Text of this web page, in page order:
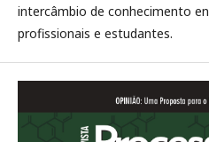
intercâmbio de conhecimento
profissionais e estudantes.